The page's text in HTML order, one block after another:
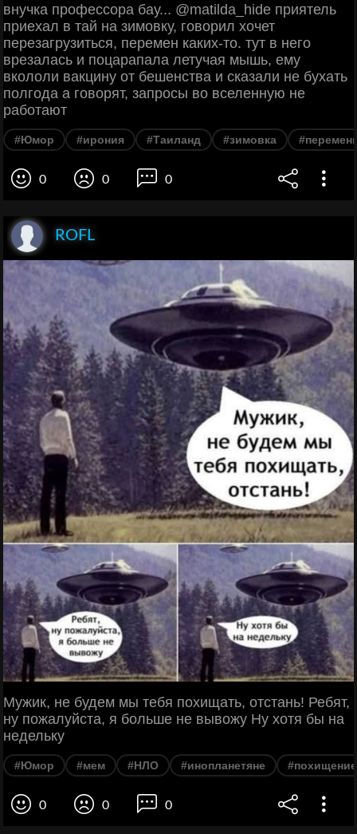
внучка профессора бау... @matilda_hide приятель
приехал в тай на зимовку, говорил хочет
перезагрузиться, перемен каких-то. тут в него
врезалась и поцарапала летучая мышь, ему
вкололи вакцину от бешенства и сказали не бухать
полгода а говорят, запросы во вселенную не
работают
#Юмор #ирония #Таиланд #зимовка
0 0 0
ROFL
Мужик, не будем мы тебя похищать, отстань! Ребят,
ну пожалуйста, я больше не вывожу Ну хотя бы на
недельку
#Юмор #мем #НЛО #инопланетяне #похищение
0 0 0